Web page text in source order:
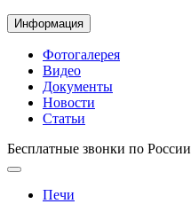
Информация
Фотогалерея
Видео
Документы
Новости
Статьи
Бесплатные звонки по России
Печи